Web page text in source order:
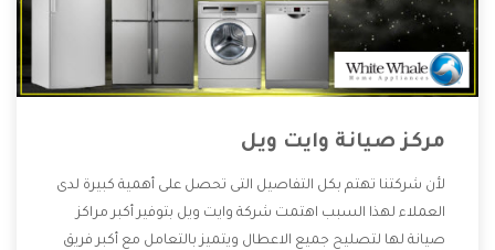
مركز صيانة وايت ويل
لأن شركتنا تهتم بكل التفاصيل التى تحصل على أهمية كبيرة لدى
العملاء لهذا السبب اهتمت شركة وايت ويل بتوفير أكبر مراكز
صيانة لها لتصليح جميع الاعطال ويتميز بالتعامل مع أكبر فريق